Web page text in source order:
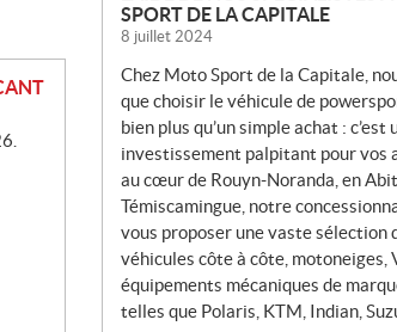
U
V
E
L
L
E
S
SPORT DE LA CAPITALE
8 juillet 2024
Chez Moto Sport de la Capitale,
que choisir le véhicule de
bien plus qu’un simple achat : c’est
investissement palpitant pour vos
au cœur de Rouyn-Noranda, en
Témiscamingue, notre
vous proposer une vaste sélection
véhicules côte à côte, motoneiges,
équipements mécaniques de
telles que Polaris, KTM, Indian,